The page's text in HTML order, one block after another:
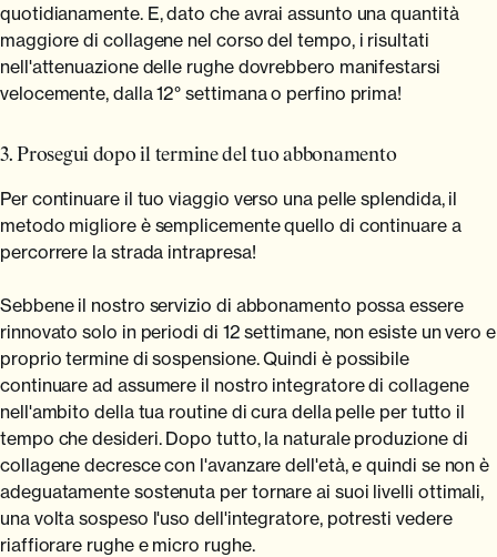
quotidianamente. E, dato che avrai assunto una quantità
maggiore di collagene nel corso del tempo, i risultati
nell'attenuazione delle rughe dovrebbero manifestarsi
velocemente, dalla 12° settimana o perfino prima!
3. Prosegui dopo il termine del tuo abbonamento
Per continuare il tuo viaggio verso una pelle splendida, il
metodo migliore è semplicemente quello di continuare a
percorrere la strada intrapresa!
Sebbene il nostro servizio di abbonamento possa essere
rinnovato solo in periodi di 12 settimane, non esiste un vero e
proprio termine di sospensione. Quindi è possibile
continuare ad assumere il nostro integratore di collagene
nell'ambito della tua routine di cura della pelle per tutto il
tempo che desideri. Dopo tutto, la naturale produzione di
collagene decresce con l'avanzare dell'età, e quindi se non è
adeguatamente sostenuta per tornare ai suoi livelli ottimali,
una volta sospeso l'uso dell'integratore, potresti vedere
riaffiorare rughe e micro rughe.